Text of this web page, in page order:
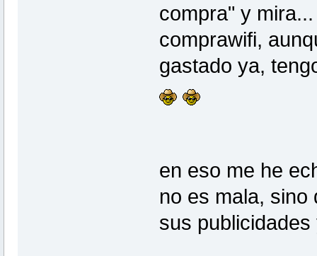
compra" y
comprawifi,
gastado ya,
en eso me he
no es mala, sino
sus